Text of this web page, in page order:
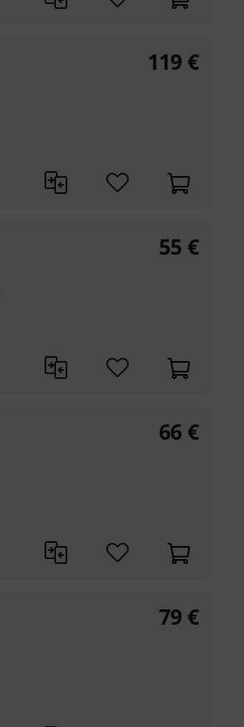
119 €
55 €
66 €
79 €